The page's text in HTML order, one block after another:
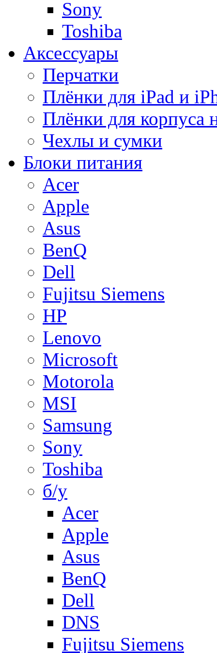
Sony
Toshiba
Аксессуары
Перчатки
Плёнки для iPad и
Плёнки для корпуса
Чехлы и сумки
Блоки питания
Acer
Apple
Asus
BenQ
Dell
Fujitsu Siemens
HP
Lenovo
Microsoft
Motorola
MSI
Samsung
Sony
Toshiba
б/у
Acer
Apple
Asus
BenQ
Dell
DNS
Fujitsu Siemens